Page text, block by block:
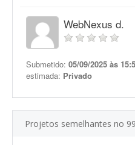
WebNexus d.
Submetido: 05/09/2025 às
estimada: Privado
Projetos semelhantes no